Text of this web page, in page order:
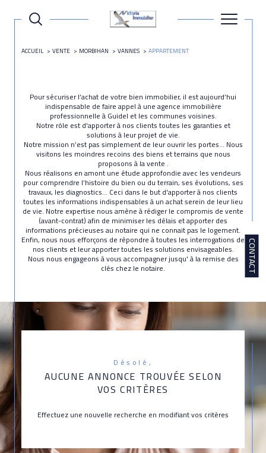
CONTACT
ACCUEIL VENTE MORBIHAN VANNES APPARTEMENT
Pour sécuriser l’achat de votre bien immobilier, il est aujourd’hui
indispensable de faire appel à une agence immobilière
professionnelle à Guidel et les communes voisines.
Notre rôle est d'apporter à nos clients toutes les garanties et
solutions à leur projet de vie.
Notre mission n’est pas simplement de leur ouvrir les portes… Nous
visitons les moindres recoins des biens et terrains que nous
proposons à la vente .
Nous réalisons en amont une étude approfondie avec les vendeurs
pour comprendre l’histoire du bien ou du terrain, ses évolutions, ses
travaux, les diagnostics… Ceci dans le but d'apporter à nos clients
toutes les informations indispensables à un achat serein de leur lieu
de vie. Notre expertise nous amène à rédiger le compromis de vente
(avant-contrat) afin de minimiser les délais et apporter des
informations précieuses au notaire qui ne connait pas le logement.
Enfin, nous nous efforçons de répondre à toutes les interrogations de
nos clients et leur apporter toutes les solutions envisageables.
Nous nous engageons à vous accompagner jusqu' à la remise des
clés chez le notaire.
Désolé,
AUCUNE ANNONCE TROUVÉE SELON
VOS CRITÈRES
Effectuez une nouvelle recherche en modifiant vos critères